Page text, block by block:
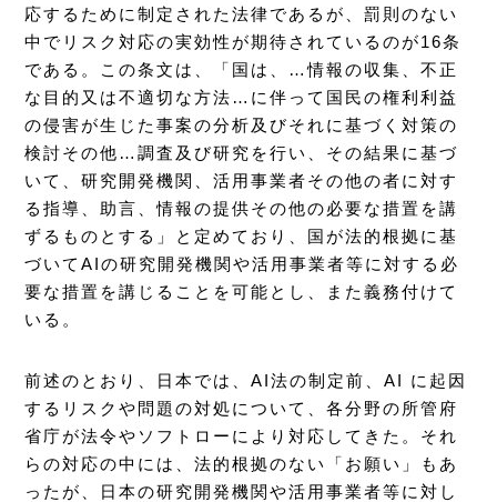
応するために制定された法律であるが、罰則のない
中でリスク対応の実効性が期待されているのが16条
である。この条文は、「国は、…情報の収集、不正
な目的又は不適切な方法…に伴って国民の権利利益
の侵害が生じた事案の分析及びそれに基づく対策の
検討その他…調査及び研究を行い、その結果に基づ
いて、研究開発機関、活用事業者その他の者に対す
る指導、助言、情報の提供その他の必要な措置を講
ずるものとする」と定めており、国が法的根拠に基
づいてAIの研究開発機関や活用事業者等に対する必
要な措置を講じることを可能とし、また義務付けて
いる。
前述のとおり、日本では、AI法の制定前、AI に起因
するリスクや問題の対処について、各分野の所管府
省庁が法令やソフトローにより対応してきた。それ
らの対応の中には、法的根拠のない「お願い」もあ
ったが、日本の研究開発機関や活用事業者等に対し